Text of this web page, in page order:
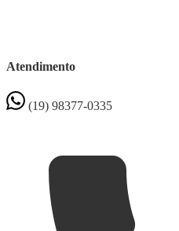
Atendimento
(19) 98377-0335